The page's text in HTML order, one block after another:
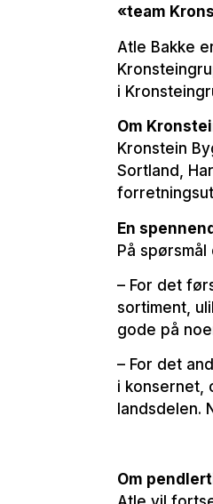
«team
Atle Bakke
i
Om
Kronstein
Sortland,
En
På
– For det
sortiment,
gode på
– For det
i konsernet,
landsdelen.
Om